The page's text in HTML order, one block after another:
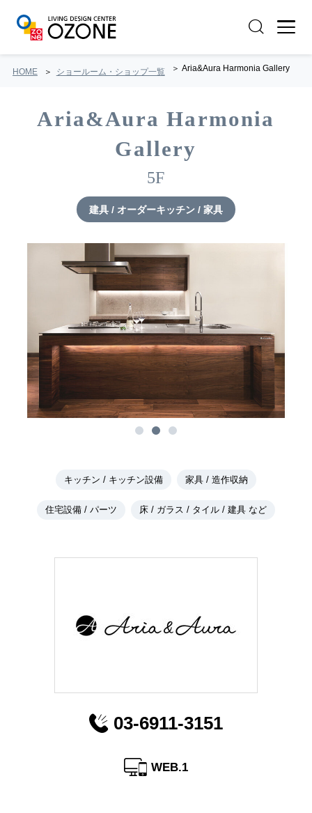
HOME ショールーム・ショップ一覧 Aria&Aura Harmonia Gallery
Aria&Aura Harmonia
Gallery
5F
建具 / オーダーキッチン / 家具
キッチン / キッチン設備 家具 / 造作収納
住宅設備 / パーツ 床 / ガラス / タイル / 建具 など
03-6911-3151
WEB.1